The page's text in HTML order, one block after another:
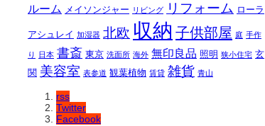
ルーム メイソンジャー リビング リフォーム ローラ
アシュレイ 加湿器 北欧 収納 子供部屋 庭 手作
り 日本 書斎 東京 洗面所 海外 無印良品 照明 狭小住宅 玄
関 美容室 表参道 観葉植物 賃貸 雑貨 青山
rss
Twitter
Facebook